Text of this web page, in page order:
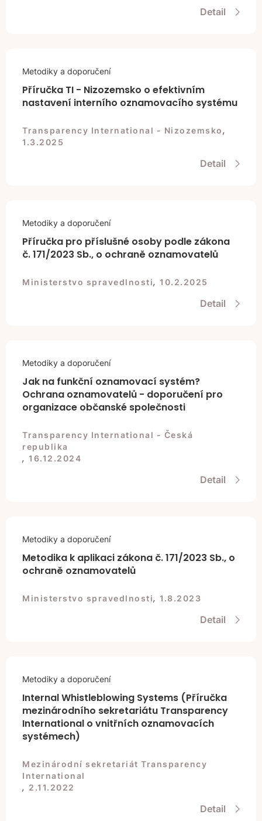
Detail
Metodiky a doporučení
Příručka TI - Nizozemsko o efektivním
nastavení interního oznamovacího systému
Transparency International - Nizozemsko,
1.3.2025
Detail
Metodiky a doporučení
Příručka pro příslušné osoby podle zákona
č. 171/2023 Sb., o ochraně oznamovatelů
Ministerstvo spravedlnosti, 10.2.2025
Detail
Metodiky a doporučení
Jak na funkční oznamovací systém?
Ochrana oznamovatelů - doporučení pro
organizace občanské společnosti
Transparency International - Česká
republika
, 16.12.2024
Detail
Metodiky a doporučení
Metodika k aplikaci zákona č. 171/2023 Sb., o
ochraně oznamovatelů
Ministerstvo spravedlnosti, 1.8.2023
Detail
Metodiky a doporučení
Internal Whistleblowing Systems (Příručka
mezinárodního sekretariátu Transparency
International o vnitřních oznamovacích
systémech)
Mezinárodní sekretariát Transparency
International
, 2.11.2022
Detail